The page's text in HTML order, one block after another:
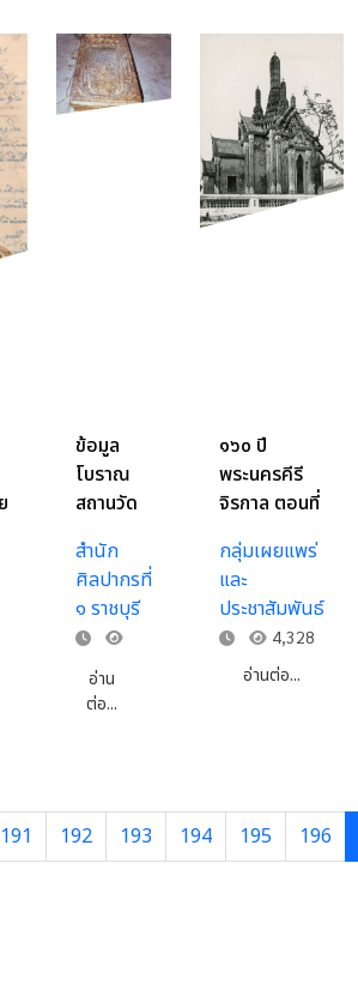
ข้อมูล
โบราณ
สถานวัด
อำเภอ
เขาย้อย
จังหวัด
เพชรบุรี
สำนัก
ศิลปากรที่
๑ ราชบุรี
3,319
อ่าน
ต่อ...
๑๖๐ ปี
พระนครคีรี
จิรกาล ตอนที่
พระราชวัง
กลุ่มเผยแพร่
และ
ประชาสัมพันธ์
4,328
อ่านต่อ...
191 192 193 194 195 196